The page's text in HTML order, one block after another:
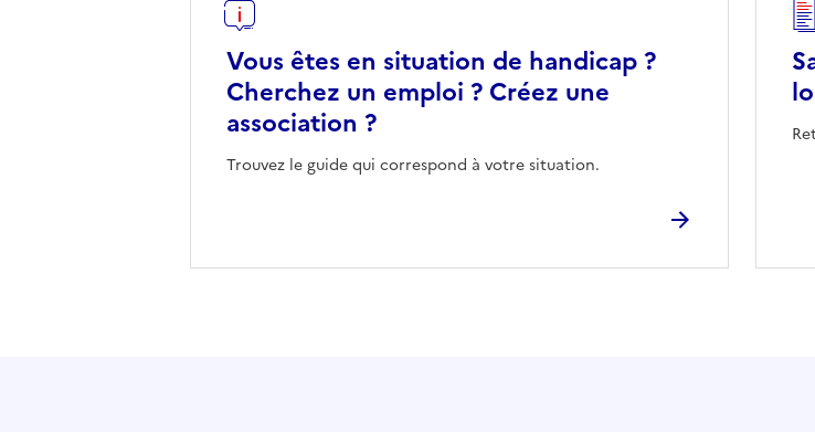
Vous êtes en situation de handicap ?
Cherchez un emploi ? Créez une
association ?
Trouvez le guide qui correspond à votre situation.